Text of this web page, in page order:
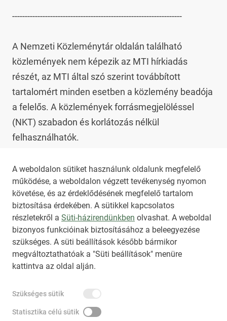
A weboldalon sütiket használunk oldalunk megfelelő
működése, a weboldalon végzett tevékenység nyomon
követése, és az érdeklődésének megfelelő tartalom
biztosítása érdekében. A sütikkel kapcsolatos
részletekről a Süti-házirendünkben olvashat. A weboldal
bizonyos funkcióinak biztosításához a beleegyezése
szükséges. A süti beállítások később bármikor
megváltoztathatóak a "Süti beállítások" menüre
kattintva az oldal alján.
Szükséges sütik
Statisztika célú sütik
-------------------------------------------------------------------
A Nemzeti Közleménytár oldalán található
közlemények nem képezik az MTI hírkiadás
részét, az MTI által szó szerint továbbított
tartalomért minden esetben a közlemény beadója
a felelős. A közlemények forrásmegjelöléssel
(NKT) szabadon és korlátozás nélkül
felhasználhatók.
Az NKT szolgáltatással kapcsolatban további
információt az nkt@dunamsz.hu elektronikus
levelező címen kaphat.
HIRADO.HU MEDIAKLIKK.HU
M4SPORT.HU NEMZETISPORT.HU
NEMZETI KÖZLEMÉNYTÁR MEGRENDELÉS
AKADÁLYMENTESÍTÉSI NYILATKOZAT